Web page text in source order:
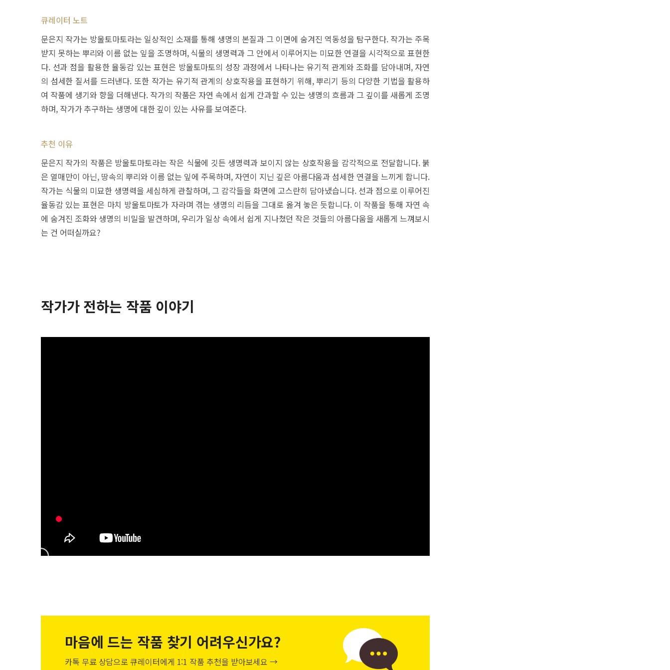
큐레이터 노트
문은지 작가는 방울토마토라는 일상적인 소재를 통해 생명의 본질과 그 이면에 숨겨진 역동성을 탐구한다. 작가는 주목
받지 못하는 뿌리와 이름 없는 잎을 조명하며, 식물의 생명력과 그 안에서 이루어지는 미묘한 연결을 시각적으로 표현한
다. 선과 점을 활용한 율동감 있는 표현은 방울토마토의 성장 과정에서 나타나는 유기적 관계와 조화를 담아내며, 자연
의 섬세한 질서를 드러낸다. 또한 작가는 유기적 관계의 상호작용을 표현하기 위해, 뿌리기 등의 다양한 기법을 활용하
여 작품에 생기와 향을 더해낸다. 작가의 작품은 자연 속에서 쉽게 간과할 수 있는 생명의 흐름과 그 깊이를 새롭게 조명
하며, 작가가 추구하는 생명에 대한 깊이 있는 사유를 보여준다.
추천 이유
문은지 작가의 작품은 방울토마토라는 작은 식물에 깃든 생명력과 보이지 않는 상호작용을 감각적으로 전달합니다. 붉
은 열매만이 아닌, 땅속의 뿌리와 이름 없는 잎에 주목하며, 자연이 지닌 깊은 아름다움과 섬세한 연결을 느끼게 합니다.
작가는 식물의 미묘한 생명력을 세심하게 관찰하며, 그 감각들을 화면에 고스란히 담아냈습니다. 선과 점으로 이루어진
율동감 있는 표현은 마치 방울토마토가 자라며 겪는 생명의 리듬을 그대로 옮겨 놓은 듯합니다. 이 작품을 통해 자연 속
에 숨겨진 조화와 생명의 비밀을 발견하며, 우리가 일상 속에서 쉽게 지나쳤던 작은 것들의 아름다움을 새롭게 느껴보시
는 건 어떠실까요?
작가가 전하는 작품 이야기
마음에 드는 작품 찾기 어려우신가요?
카톡 무료 상담으로 큐레이터에게 1:1 작품 추천을 받아보세요 →